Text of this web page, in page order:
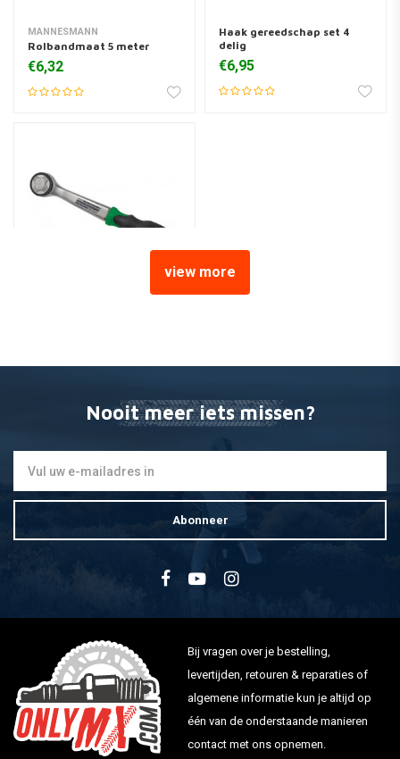
MANNESMANN
Rolbandmaat 5 meter
€6,32
Haak gereedschap set 4
delig
€6,95
view more
Nooit meer iets missen?
Abonneer
Bij vragen over je bestelling,
levertijden, retouren & reparaties of
algemene informatie kun je altijd op
één van de onderstaande manieren
contact met ons opnemen.